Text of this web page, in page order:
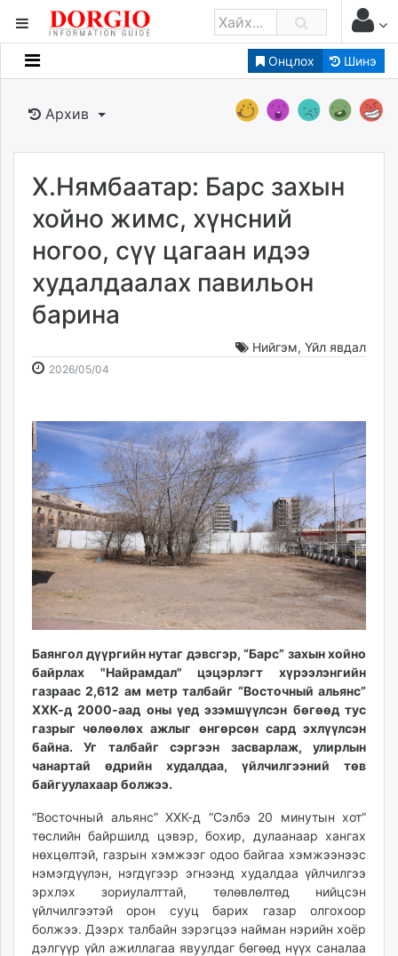
Онцлох Шинэ
Мэдээллийн
Банк санхүү
Бизнес ААН
Төрийн
dorgio.mn
Gogo.mn
caak.mn
news.mn
Baabar.mn
mnb.mn
Livetv.mn
Eguur.mn
24tsag.mn
shuud.mn
eagle.mn
ergelt.mn
zarig.mn
today.mn
zuv.mn
mminfo.mn
ugluu.mn
urlag.mn
unen.mn
asu.mn
shudarga.mn
shuurhai.mn
unuudur.mn
isee.mn
mglradio.com
fact.mn
itoim.mn
tumen.mn
shuum.mn
Архив
Х.Нямбаатар: Барс захын
хойно жимс, хүнсний
ногоо, сүү цагаан идээ
худалдаалах павильон
барина
Нийгэм, Үйл явдал
2026/05/04
16:41:41
22:46:57
Баянгол дүүргийн нутаг дэвсгэр, “Барс” захын хойно
байрлах "Найрамдал" цэцэрлэгт хүрээлэнгийн
газраас 2,612 ам метр талбайг “Восточный альянс”
ХХК-д 2000-аад оны үед эзэмшүүлсэн бөгөөд тус
газрыг чөлөөлөх ажлыг өнгөрсөн сард эхлүүлсэн
байна. Уг талбайг сэргээн засварлаж, улирлын
чанартай өдрийн худалдаа, үйлчилгээний төв
байгуулахаар болжээ.
“Восточный альянс” ХХК-д “Сэлбэ 20 минутын хот”
төслийн байршилд цэвэр, бохир, дулаанаар хангах
нөхцөлтэй, газрын хэмжээг одоо байгаа хэмжээнээс
нэмэгдүүлэн, нэгдүгээр эгнээнд худалдаа үйлчилгээ
эрхлэх зориулалттай, төлөвлөлтөд нийцсэн
үйлчилгээтэй орон сууц барих газар олгохоор
болжээ. Дээрх талбайн зэрэгцээ найман нэрийн хоёр
дэлгүүр үйл ажиллагаа явуулдаг бөгөөд нүүх саналаа